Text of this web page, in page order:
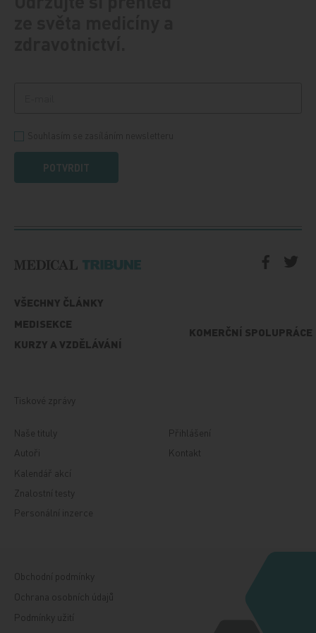
POTVRDIT
VŠECHNY ČLÁNKY
MEDISEKCE
KURZY A VZDĚLÁVÁNÍ
KOMERČNÍ SPOLUPRÁCE
Tiskové zprávy
Naše tituly
Autoři
Kalendář akcí
Znalostní testy
Personální inzerce
Přihlášení
Kontakt
Obchodní podmínky
Ochrana osobních údajů
Podmínky užití